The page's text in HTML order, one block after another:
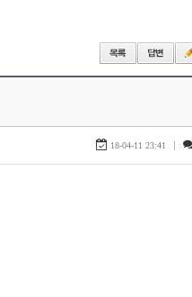
18-04-11 23:41 |